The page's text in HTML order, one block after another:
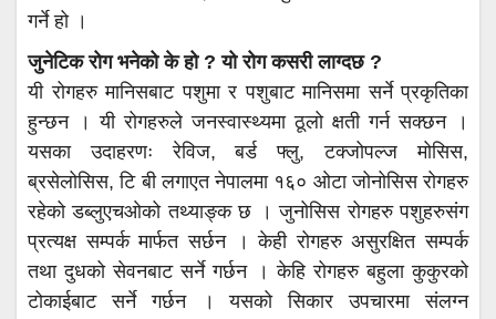
गर्ने हो ।
जुनेटिक रोग भनेको के हो ? यो रोग कसरी लाग्दछ ?
यी रोगहरु मानिसबाट पशुमा र पशुबाट मानिसमा सर्ने प्रकृतिका
हुन्छन । यी रोगहरुले जनस्वास्थ्यमा ठूलो क्षती गर्न सक्छन ।
यसका उदाहरणः रेविज, बर्ड फ्लु, टक्जोपल्ज मोसिस,
ब्रसेलोसिस, टि बी लगाएत नेपालमा १६० ओटा जोनोसिस रोगहरु
रहेको डब्लुएचओको तथ्याङ्क छ । जुनोसिस रोगहरु पशुहरुसंग
प्रत्यक्ष सम्पर्क मार्फत सर्छन । केही रोगहरु असुरक्षित सम्पर्क
तथा दुधको सेवनबाट सर्ने गर्छन । केहि रोगहरु बहुला कुकुरको
टोकाईबाट सर्ने गर्छन । यसको सिकार उपचारमा संलग्न